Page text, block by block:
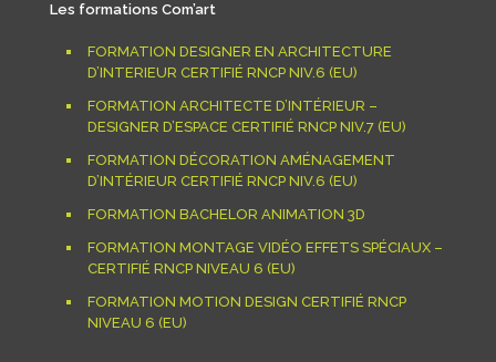
Les formations Com’art
FORMATION DESIGNER EN ARCHITECTURE
D’INTERIEUR CERTIFIÉ RNCP NIV.6 (EU)
FORMATION ARCHITECTE D’INTÉRIEUR –
DESIGNER D’ESPACE CERTIFIÉ RNCP NIV.7 (EU)
FORMATION DÉCORATION AMÉNAGEMENT
D’INTÉRIEUR CERTIFIÉ RNCP NIV.6 (EU)
FORMATION BACHELOR ANIMATION 3D
FORMATION MONTAGE VIDÉO EFFETS SPÉCIAUX –
CERTIFIÉ RNCP NIVEAU 6 (EU)
FORMATION MOTION DESIGN CERTIFIÉ RNCP
NIVEAU 6 (EU)